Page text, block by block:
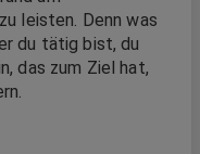
leisten. Denn was
du tätig bist, du
das zum Ziel hat,